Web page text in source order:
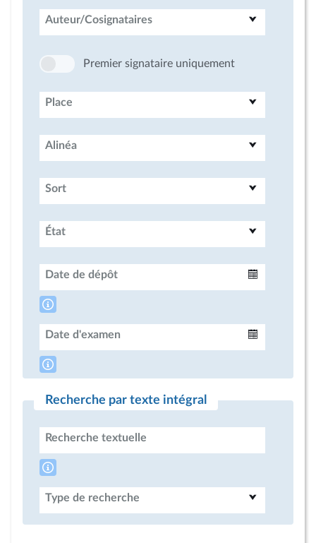
Auteur/Cosignataires
Premier signataire uniquement
Place
Alinéa
Sort
État
Date de dépôt
Date d'examen
Recherche par texte intégral
Recherche textuelle
Type de recherche